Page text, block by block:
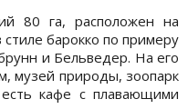
80 га, расположен на
барокко по примеру
и Бельведер. На его
музей природы, зоопарк
кафе с плавающими